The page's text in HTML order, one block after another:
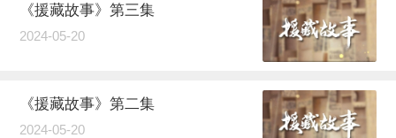
《援藏故事》第三集
2024-05-20
《援藏故事》第二集
2024-05-20